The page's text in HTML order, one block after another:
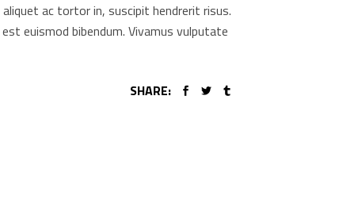
billentyűket
kell
ac tortor in, suscipit hendrerit risus.
euismod bibendum. Vivamus vulputate
SHARE: